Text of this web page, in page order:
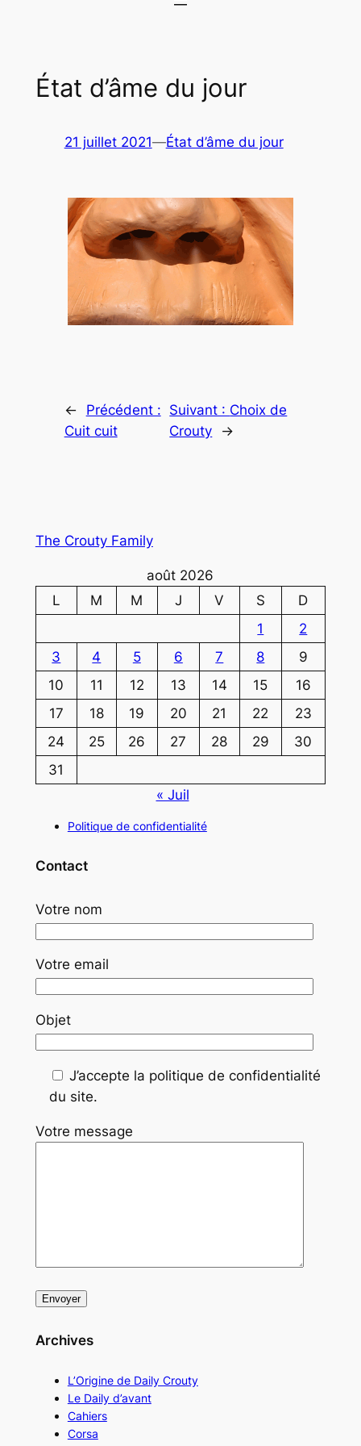
État d’âme du jour
21 juillet 2021—État d’âme du jour
←
Précédent :
Cuit cuit
Suivant : Choix de
Crouty
→
The Crouty Family
août 2026
L
M M J V S
D
1
2
3
4 5 6 7 8
9
10
11 12 13 14 15
16
17
18 19 20 21 22
23
24
25 26 27 28 29
30
31
« Juil
Politique de confidentialité
Contact
Votre nom
Votre email
Objet
J’accepte la politique de confidentialité
du site.
Votre message
Archives
L’Origine de Daily Crouty
Le Daily d’avant
Cahiers
Corsa